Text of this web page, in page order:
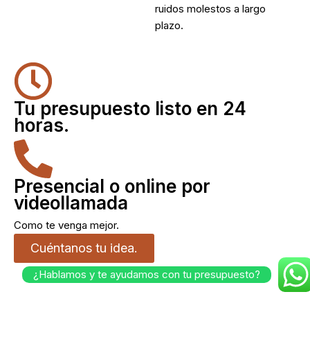
ruidos molestos a largo
plazo.
Tu presupuesto listo en 24
horas.
Presencial o online por
videollamada
Como te venga mejor.
Cuéntanos tu idea.
¿Hablamos y te ayudamos con tu presupuesto?